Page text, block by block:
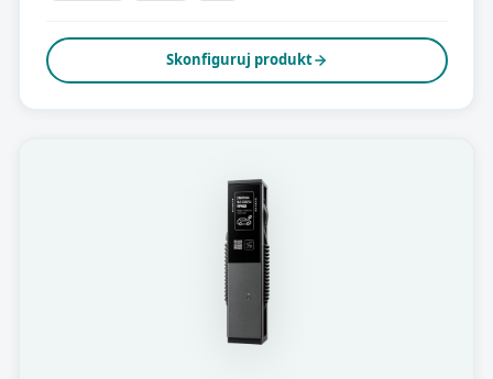
Skonfiguruj produkt